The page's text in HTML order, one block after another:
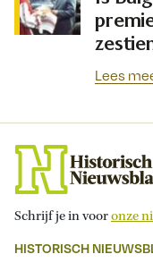
Lees
Schrijf je in vooronze
HISTORISCH